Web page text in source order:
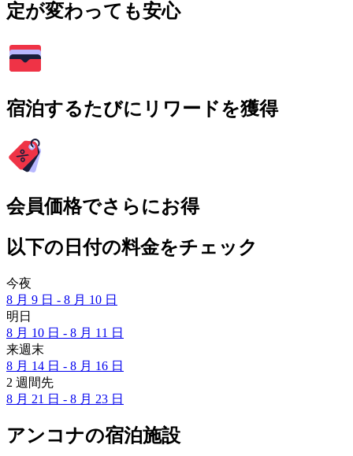
定が変わっても安心
宿泊するたびにリワードを獲得
会員価格でさらにお得
以下の日付の料金をチェック
今夜
8 月 9 日 - 8 月 10 日
明日
8 月 10 日 - 8 月 11 日
来週末
8 月 14 日 - 8 月 16 日
2 週間先
8 月 21 日 - 8 月 23 日
アンコナの宿泊施設